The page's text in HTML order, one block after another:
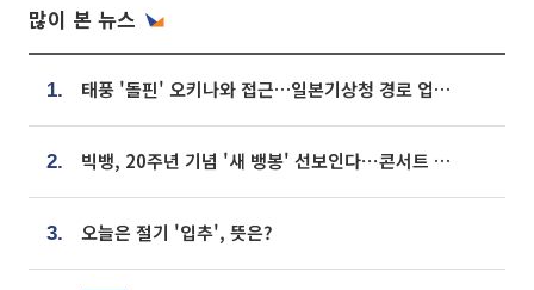
많이 본 뉴스
1. 태풍 '돌핀' 오키나와 접근…일본기상청 경로 업데이트
2. 빅뱅, 20주년 기념 '새 뱅봉' 선보인다⋯콘서트 앞두고 팝업 개최
3. 오늘은 절기 '입추', 뜻은?